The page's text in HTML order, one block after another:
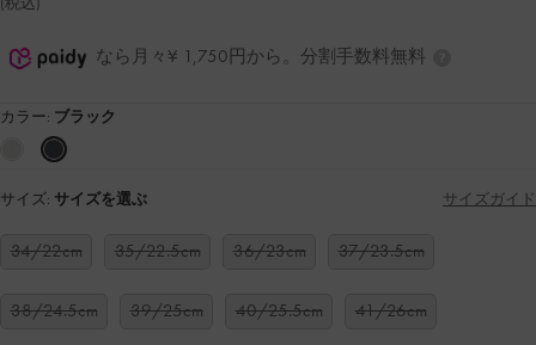
なら月々¥ 1,750円から。分割手数料無料
カラー: ブラック
サイズ: サイズを選ぶ サイズガイド
34/22cm 35/22.5cm 36/23cm 37/23.5cm
38/24.5cm 39/25cm 40/25.5cm 41/26cm